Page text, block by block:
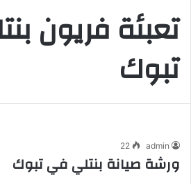
تعبئة فريون
تبوك
admin
22
ورشة صيانة بنتلي في تبوك